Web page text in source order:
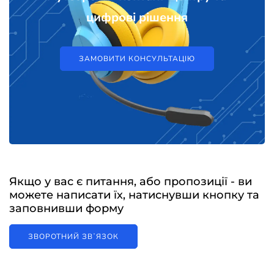
цифрові рішення
ЗАМОВИТИ КОНСУЛЬТАЦІЮ
Якщо у вас є питання, або пропозиції - ви
можете написати їх, натиснувши кнопку та
заповнивши форму
ЗВОРОТНИЙ ЗВʼЯЗОК